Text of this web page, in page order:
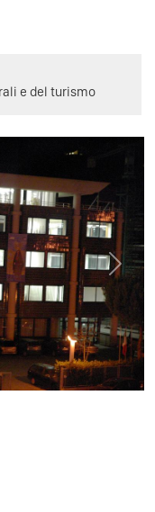
e del turismo
Next